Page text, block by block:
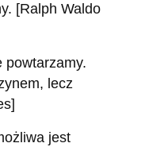
[Ralph Waldo
powtarzamy.
lecz
jest